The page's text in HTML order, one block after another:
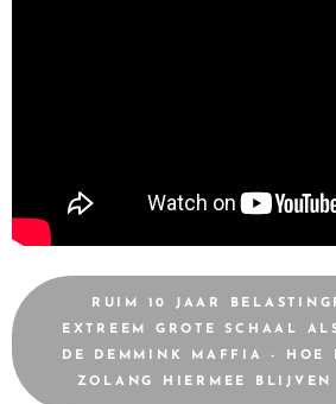
RUIM 10 JAAR
EXTREEM GROTE SCHAAL
DE DEMMINK MAFFIA - HOE
ZOLANG HIERMEE BLIJVEN